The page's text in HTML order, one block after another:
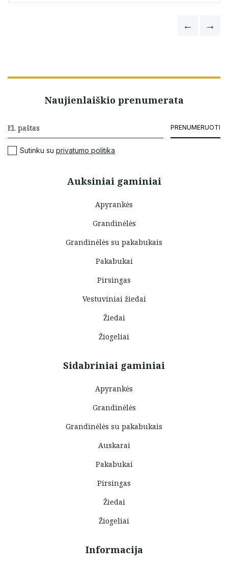
Auksiniai gaminiai
Apyrankės
Grandinėlės
Grandinėlės su pakabukais
Pakabukai
Pirsingas
Vestuviniai žiedai
Žiedai
Žiogeliai
Sidabriniai gaminiai
Apyrankės
Grandinėlės
Grandinėlės su pakabukais
Auskarai
Pakabukai
Pirsingas
Žiedai
Žiogeliai
Informacija
Naujienlaiškio prenumerata
PRENUMERUOTI
Sutinku su privatumo politika